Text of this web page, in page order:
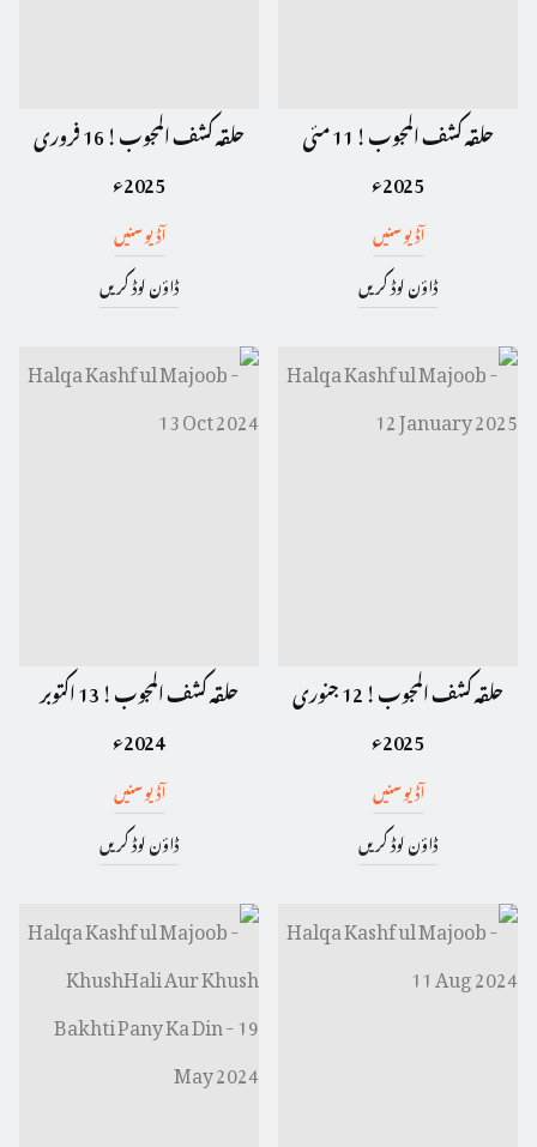
حلقہ کشف المجوب ! 11 مئی
2025ء
آڈیو سنیں
ڈاؤن لوڈ کریں
حلقہ کشف المجوب ! 16 فروری
2025ء
آڈیو سنیں
ڈاؤن لوڈ کریں
حلقہ کشف المجوب ! 12 جنوری
2025ء
آڈیو سنیں
ڈاؤن لوڈ کریں
حلقہ کشف المجوب ! 13 اکتوبر
2024ء
آڈیو سنیں
ڈاؤن لوڈ کریں